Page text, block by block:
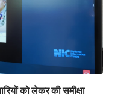
को लेकर की समीक्षा